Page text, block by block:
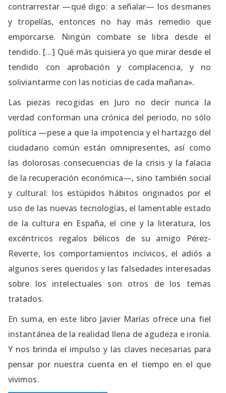
contrarrestar —qué digo: a señalar— los desmanes
y tropelías, entonces no hay más remedio que
emporcarse. Ningún combate se libra desde el
tendido. […] Qué más quisiera yo que mirar desde el
tendido con aprobación y complacencia, y no
soliviantarme con las noticias de cada mañana».
Las piezas recogidas en Juro no decir nunca la
verdad conforman una crónica del periodo, no sólo
política —pese a que la impotencia y el hartazgo del
ciudadano común están omnipresentes, así como
las dolorosas consecuencias de la crisis y la falacia
de la recuperación económica—, sino también social
y cultural: los estúpidos hábitos originados por el
uso de las nuevas tecnologías, el lamentable estado
de la cultura en España, el cine y la literatura, los
excéntricos regalos bélicos de su amigo Pérez-
Reverte, los comportamientos incívicos, el adiós a
algunos seres queridos y las falsedades interesadas
sobre los intelectuales son otros de los temas
tratados.
En suma, en este libro Javier Marías ofrece una fiel
instantánea de la realidad llena de agudeza e ironía.
Y nos brinda el impulso y las claves necesarias para
pensar por nuestra cuenta en el tiempo en el que
vivimos.